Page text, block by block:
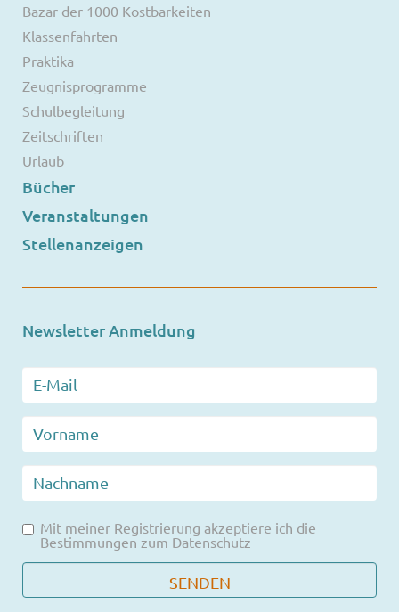
Bazar der 1000 Kostbarkeiten
Klassenfahrten
Praktika
Zeugnisprogramme
Schulbegleitung
Zeitschriften
Urlaub
Bücher
Veranstaltungen
Stellenanzeigen
Newsletter Anmeldung
Mit meiner Registrierung akzeptiere ich die
Bestimmungen zum Datenschutz